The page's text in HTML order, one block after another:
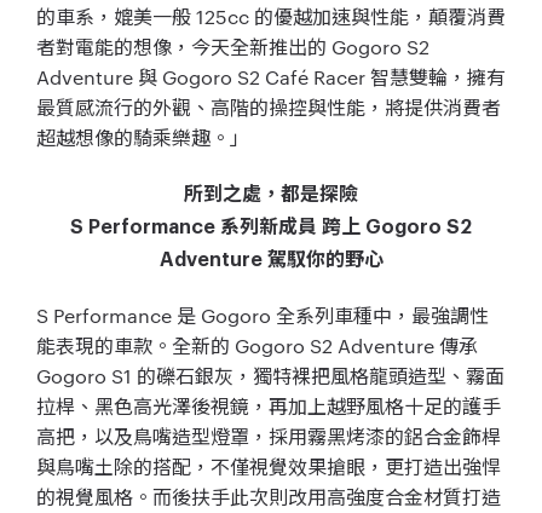
的車系，媲美一般 125cc 的優越加速與性能，顛覆消費
者對電能的想像，今天全新推出的 Gogoro S2
Adventure 與 Gogoro S2 Café Racer 智慧雙輪，擁有
最質感流行的外觀、高階的操控與性能，將提供消費者
超越想像的騎乘樂趣。」
所到之處，都是探險
S Performance 系列新成員 跨上 Gogoro S2
Adventure 駕馭你的野心
S Performance 是 Gogoro 全系列車種中，最強調性
能表現的車款。全新的 Gogoro S2 Adventure 傳承
Gogoro S1 的礫石銀灰，獨特裸把風格龍頭造型、霧面
拉桿、黑色高光澤後視鏡，再加上越野風格十足的護手
高把，以及鳥嘴造型燈罩，採用霧黑烤漆的鋁合金飾桿
與鳥嘴土除的搭配，不僅視覺效果搶眼，更打造出強悍
的視覺風格。而後扶手此次則改用高強度合金材質打造